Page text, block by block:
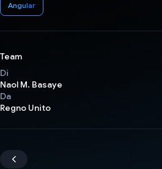
Angular
Team
Di
Naol M. Basaye
Da
Regno Unito